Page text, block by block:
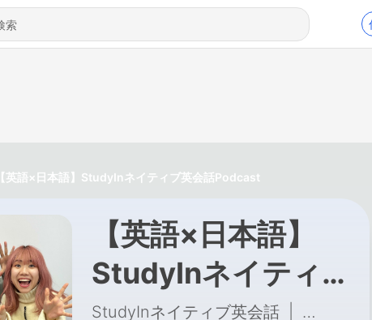
【英語×日本語】StudyInネイティブ英会話Podcast
【英語×日本語】
StudyInネイティブ
英会話Podcast
StudyInネイティブ英会話 568 -